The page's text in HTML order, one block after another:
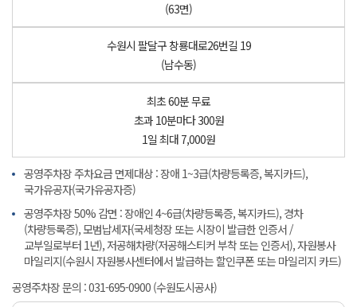
(63면)
수원시 팔달구 창룡대로26번길 19
(남수동)
최초 60분 무료
초과 10분마다 300원
1일 최대 7,000원
공영주차장 주차요금 면제대상 : 장애 1~3급(차량등록증, 복지카드),
국가유공자(국가유공자증)
공영주차장 50% 감면 : 장애인 4~6급(차량등록증, 복지카드), 경차
(차량등록증), 모범납세자(국세청장 또는 시장이 발급한 인증서 /
교부일로부터 1년), 저공해차량(저공해스티커 부착 또는 인증서), 자원봉사
마일리지(수원시 자원봉사센터에서 발급하는 할인쿠폰 또는 마일리지 카드)
공영주차장 문의 : 031-695-0900 (수원도시공사)